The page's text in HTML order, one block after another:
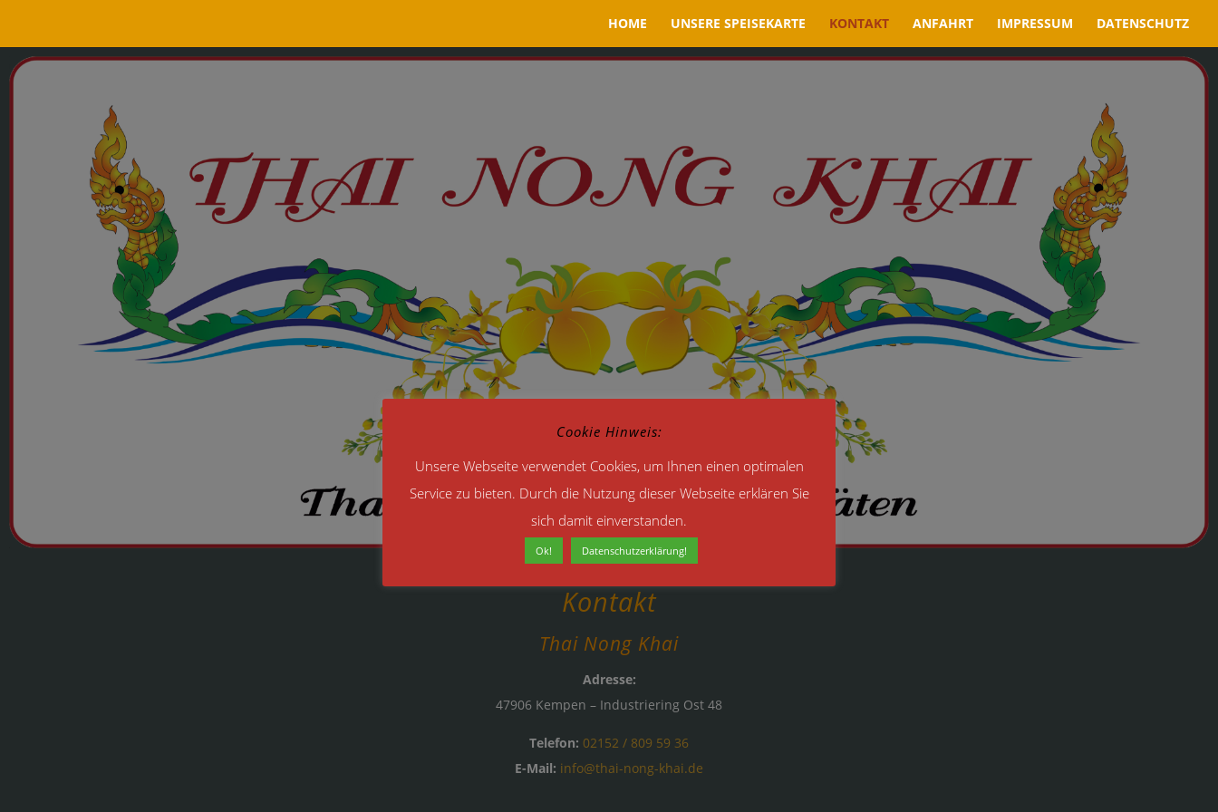
HOME UNSERE SPEISEKARTE KONTAKT ANFAHRT IMPRESSUM DATENSCHUTZ
Kontakt
Thai Nong Khai
Adresse:
47906 Kempen – Industriering Ost 48
Telefon: 02152 / 809 59 36
E-Mail: info@thai-nong-khai.de
Cookie Hinweis:
Unsere Webseite verwendet Cookies, um Ihnen einen optimalen
Service zu bieten. Durch die Nutzung dieser Webseite erklären Sie
sich damit einverstanden.
Ok! Datenschutzerklärung!